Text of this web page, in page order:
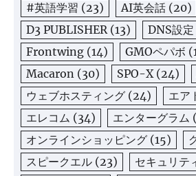
#英語学習 (23) AI英会話 (20)
D3 PUBLISHER(13) DNS設定
Frontwing (14) GMOペパボ
Macaron (30) SPO-X(24)
ウェブホスティング (24) エア
エレコム (34) エンターグラム
オンラインショッピング (15)
スピークエル (23) セキュリテ